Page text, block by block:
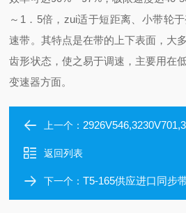
～1．5倍，zui适于短距离、小带轮
速带。其特点是在带的上下表面，大
齿形状态，使之易于调速，主要用在
变速器方面。
上一个：
返回列表
下一个：T5-165供应进口同步